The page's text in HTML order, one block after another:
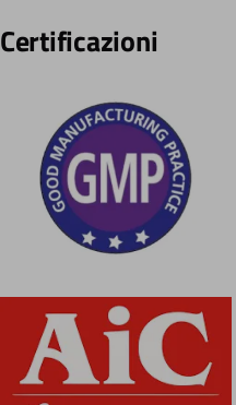
Certificazioni